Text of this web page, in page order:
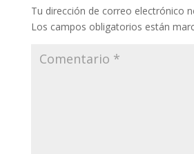
Tu dirección de correo electrónico
Los campos obligatorios están